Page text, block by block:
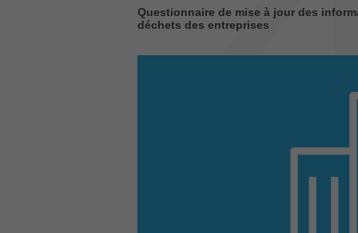
Questionnaire de mise à jour des
déchets des entreprises